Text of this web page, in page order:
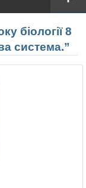
біології 8
система.”